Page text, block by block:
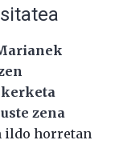
zena
ildo horretan